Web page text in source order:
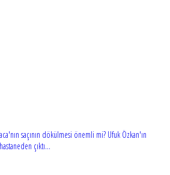
saçının dökülmesi önemli mi? Ufuk Özkan'ın
çıktı...